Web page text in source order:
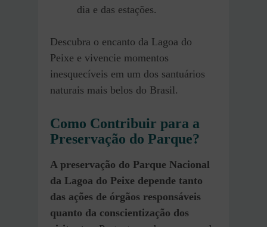
dia e das estações.
Descubra o encanto da Lagoa do
Peixe e vivencie momentos
inesquecíveis em um dos santuários
naturais mais belos do Brasil.
Como Contribuir para a
Preservação do Parque?
A preservação do Parque Nacional
da Lagoa do Peixe depende tanto
das ações de órgãos responsáveis
quanto da conscientização dos